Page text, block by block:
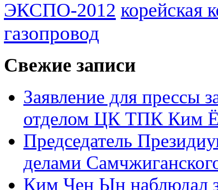
ЭКСПО-2012 корейская
газопровод
Свежие записи
Заявление для прессы
отделом ЦК ТПК Ким
Председатель
делами
Ким Чен Ын наблюдал